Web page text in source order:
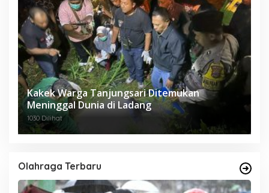
Kakek Warga Tanjungsari Ditemukan
Meninggal Dunia di Ladang
1030 Dilihat
Olahraga Terbaru